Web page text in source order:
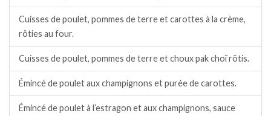
Cuisses de poulet, pommes de terre et carottes à la crème,
rôties au four.
Cuisses de poulet, pommes de terre et choux pak choï rôtis.
Émincé de poulet aux champignons et purée de carottes.
Émincé de poulet à l’estragon et aux champignons, sauce